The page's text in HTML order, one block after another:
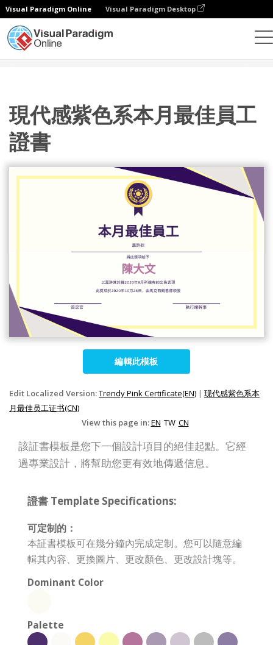
Visual Paradigm Online Visual Paradigm Desktop
現代感紫色系本月最佳員工
證書
編輯此模板
Edit Localized Version:Trendy Pink Certificate(EN) | 现代感紫色系本
月最佳员工证书(CN)
View this page in:EN TW CN
該証書模板是您下一個設計項目的絕佳起點。它經
過專業設計，將幫助您更有效地傳遞信息。
證書 Template Specifications:
可定制的：
本証書模板可在幾分鐘內完成定制。您可以隨意編
輯其內容、更換圖片、更改顏色、更改設計塊等。
Dominant Color
Palette